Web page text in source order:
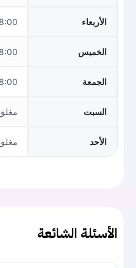
الأربعاء
الخميس
الجمعة
السبت
الأحد
الأسئلة الشائعة